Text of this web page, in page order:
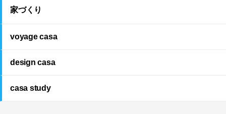
家づくり
voyage casa
design casa
casa study